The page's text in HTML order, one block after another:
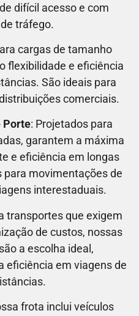
difícil acesso e com
tráfego.
cargas de tamanho
flexibilidade e eficiência
São ideais para
comerciais.
Porte: Projetados para
garantem a máxima
e eficiência em longas
movimentações de
interestaduais.
transportes que exigem
de custos, nossas
a escolha ideal,
eficiência em viagens de
frota inclui veículos